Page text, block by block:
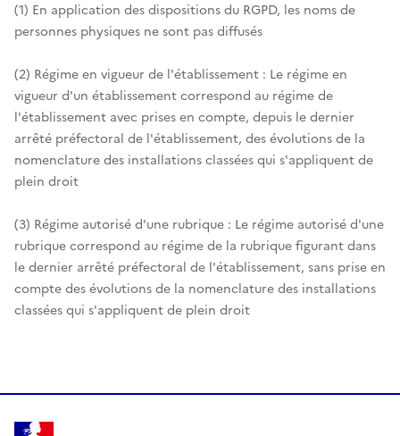
(1) En application des dispositions du RGPD, les noms de
personnes physiques ne sont pas diffusés
(2) Régime en vigueur de l'établissement : Le régime en
vigueur d'un établissement correspond au régime de
l'établissement avec prises en compte, depuis le dernier
arrêté préfectoral de l'établissement, des évolutions de la
nomenclature des installations classées qui s'appliquent de
plein droit
(3) Régime autorisé d'une rubrique : Le régime autorisé d'une
rubrique correspond au régime de la rubrique figurant dans
le dernier arrêté préfectoral de l'établissement, sans prise en
compte des évolutions de la nomenclature des installations
classées qui s'appliquent de plein droit